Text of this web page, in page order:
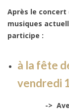
Après le concert
musiques
participe :
à la fête
vendredi
-> Avec nos